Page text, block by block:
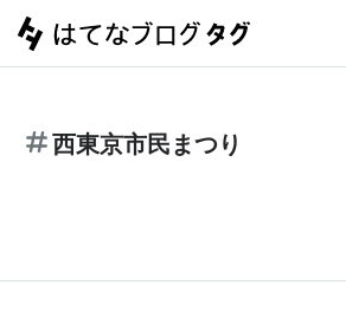
西東京市民まつり